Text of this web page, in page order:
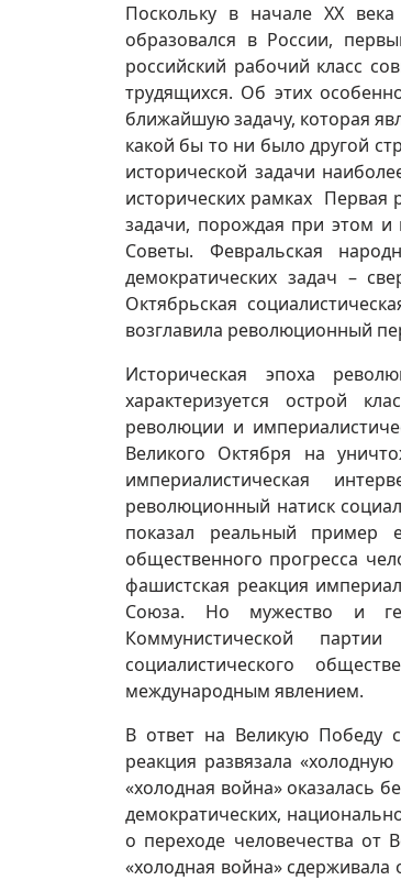
Поскольку в начале ХХ
образовался в России,
российский рабочий класс
трудящихся. Об этих
ближайшую задачу, которая
какой бы то ни было другой
исторической задачи
исторических рамках Первая
задачи, порождая при этом и
Советы. Февральская
демократических задач –
Октябрьская
возглавила революционный
Историческая эпоха
характеризуется острой
революции и
Великого Октября на
империалистическая
революционный натиск
показал реальный пример
общественного прогресса
фашистская реакция
Союза. Но мужество и
Коммунистической
социалистического
международным явлением.
В ответ на Великую Победу
реакция развязала
«холодная война» оказалась
демократических,
о переходе человечества от
«холодная война»